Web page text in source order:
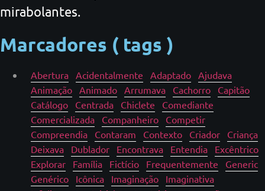
mirabolantes.
Marcadores ( tags )
Abertura Acidentalmente Adaptado
Ajudava
Animação
Animado Arrumava Cachorro
Capitão
Catálogo
Centrada Chiclete
Comediante
Comercializada
Companheiro
Competir
Compreendia
Contaram Contexto Criador
Criança
Deixava
Dublador Encontrava Entendia
Excêntrico
Explorar
Família Fictício Frequentemente
Generic
Genérico
Icônica Imaginação
Imaginativa